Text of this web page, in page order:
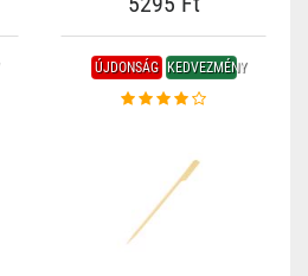
ÚJDONSÁG KEDVEZMÉNY